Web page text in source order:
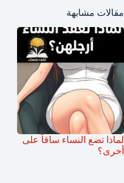
مقالات مشابهة
لماذا تضع النساء ساقاً على
أخرى؟